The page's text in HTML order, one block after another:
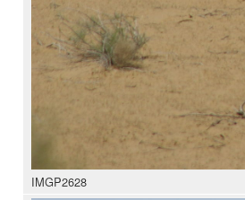
IMGP2628